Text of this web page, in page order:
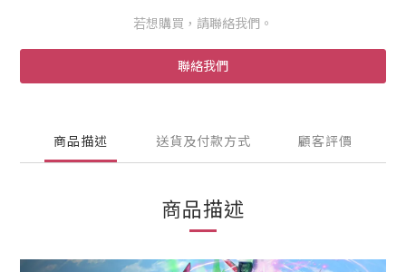
若想購買，請聯絡我們。
聯絡我們
商品描述 送貨及付款方式 顧客評價
商品描述